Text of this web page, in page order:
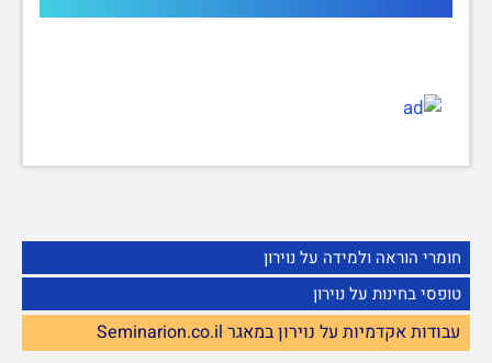
חומרי הוראה ולמידה על נוירון
טופסי בחינות על נוירון
עבודות אקדמיות על נוירון במאגר Seminarion.co.il